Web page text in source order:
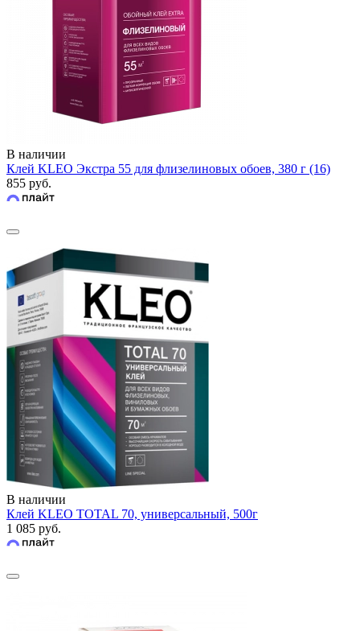
В наличии
Клей KLEO Экстра 55 для флизелиновых обоев, 380 г (16)
855 руб.
В наличии
Клей KLEO TOTAL 70, универсальный, 500г
1 085 руб.